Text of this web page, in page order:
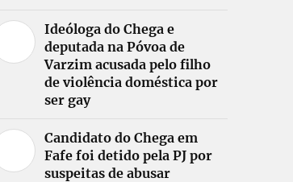
Ideóloga do Chega e
deputada na Póvoa de
Varzim acusada pelo filho
de violência doméstica por
ser gay
Candidato do Chega em
Fafe foi detido pela PJ por
suspeitas de abusar